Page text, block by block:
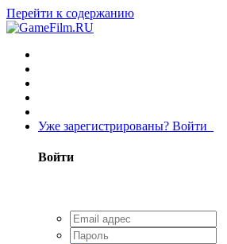
Перейти к содержанию
Уже зарегистрированы? Войти
Войти